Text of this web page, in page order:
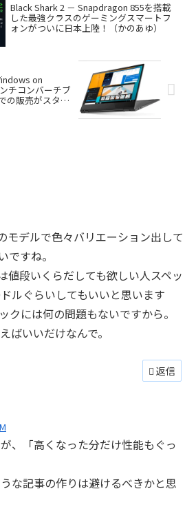
Black Shark 2 － Snapdragon 855を搭載
した最強クラスのゲーミングスマートフ
ォンがついに日本上陸！（かのあゆ）
on
チコンバーチブ
の販売がスター
デルで色々バリエーション出して
ですね。
値段いくらだしても欲しい人スペッ
ルぐらいしてもいいと思います
クには何の問題もないですから。
ばいいだけなんで。
返信
、「高くなった分だけ性能もぐっ
な記事の作りは避けるべきかと思